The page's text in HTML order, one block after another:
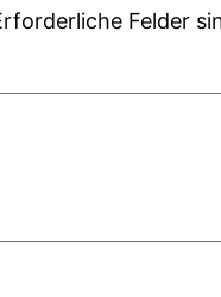
Felder